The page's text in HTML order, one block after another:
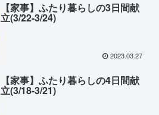
【家事】ふたり暮らしの3日間献
立(3/22-3/24)
2023.03.27
【家事】ふたり暮らしの4日間献
立(3/18-3/21)